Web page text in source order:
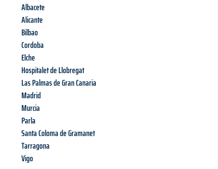
Albacete
Alicante
Bilbao
Cordoba
Elche
Hospitalet de Llobregat
Las Palmas de Gran Canaria
Madrid
Murcia
Parla
Santa Coloma de Gramanet
Tarragona
Vigo